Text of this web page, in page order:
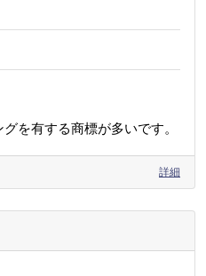
を有する商標が多いです。
詳細